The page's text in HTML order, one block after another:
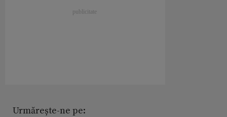
Urmărește-ne pe: